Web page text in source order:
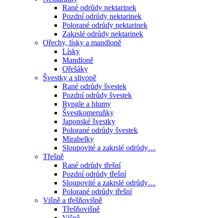
Rané odrůdy nektarinek
Pozdní odrůdy nektarinek
Polorané odrůdy nektarinek
Zakrslé odrůdy nektarinek
Ořechy, lísky a mandloně
Lísky
Mandloně
Ořešáky
Švestky a slivoně
Rané odrůdy švestek
Pozdní odrůdy švestek
Ryngle a blumy
Švestkomeruňky
Japonské švestky
Polorané odrůdy švestek
Mirabelky
Sloupovité a zakrslé odrůdy…
Třešně
Rané odrůdy třešní
Pozdní odrůdy třešní
Sloupovité a zakrslé odrůdy…
Polorané odrůdy třešní
Višně a třešňovišně
Třešňovišně